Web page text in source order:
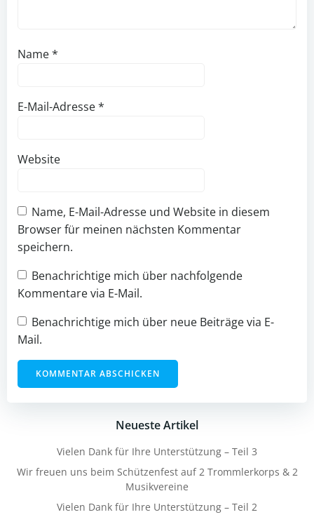
Name*
E-Mail-Adresse*
Website
Name, E-Mail-Adresse und Website in diesem
Browser für meinen nächsten Kommentar
speichern.
Benachrichtige mich über nachfolgende
Kommentare via E-Mail.
Benachrichtige mich über neue Beiträge via E-
Mail.
Neueste Artikel
Vielen Dank für Ihre Unterstützung – Teil 3
Wir freuen uns beim Schützenfest auf 2 Trommlerkorps & 2
Musikvereine
Vielen Dank für Ihre Unterstützung – Teil 2